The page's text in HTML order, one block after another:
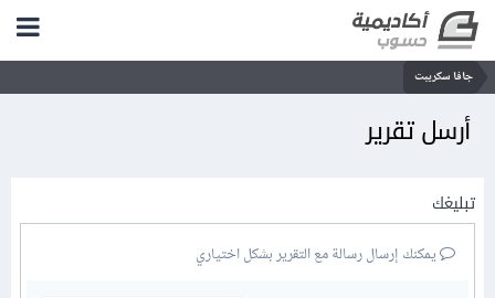
جافا سكريبت
أرسل تقرير
تبليغك
يمكنك إرسال رسالة مع التقرير بشكل اختياري